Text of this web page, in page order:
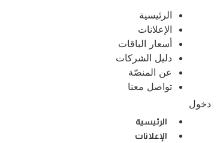
الرئيسية
الإعلانات
أسعار الباقات
دليل الشركات
عن المنصّة
تواصل معنا
دخول
الرئيسية
الإعلانات